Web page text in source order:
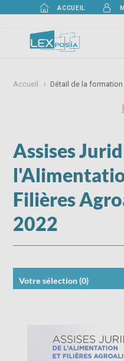
ACCUEIL
Accueil Détail de la formation
Assises
Filières
2022
Votre sélection (0)